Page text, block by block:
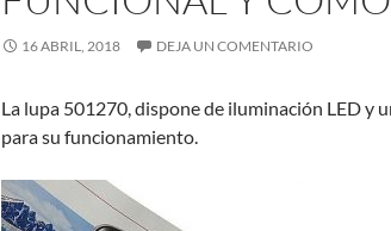
16 ABRIL, 2018 DEJA UN COMENTARIO
La lupa 501270, dispone de iluminación LED y
para su funcionamiento.